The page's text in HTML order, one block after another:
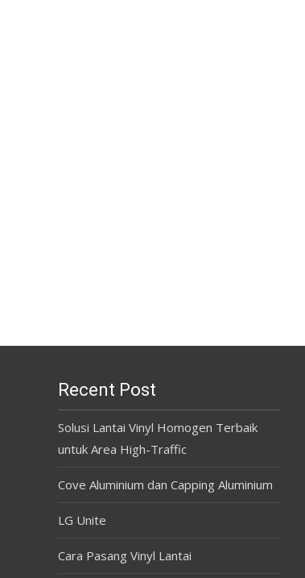
Recent Post
Solusi Lantai Vinyl Homogen Terbaik
untuk Area High-Traffic
Cove Aluminium dan Capping Aluminium
LG Unite
Cara Pasang Vinyl Lantai